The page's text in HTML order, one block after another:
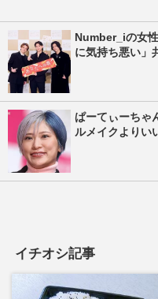
Number_iの女
に気持ち悪い」
ぱーてぃーちゃ
ルメイクよりい
イチオシ記事